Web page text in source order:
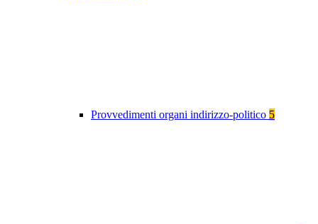
Provvedimenti organi indirizzo-politico 5